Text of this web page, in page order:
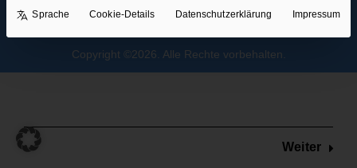
3
Minuten
Weiter
Copyright ©2026. Alle Rechte vorbehalten.
Sprache Cookie-Details Datenschutzerklärung Impressum